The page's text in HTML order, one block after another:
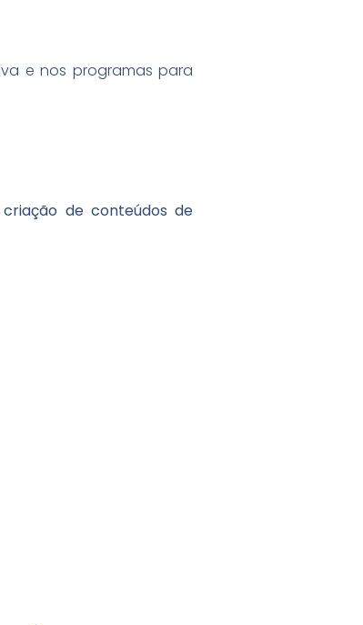
e nos programas para
de conteúdos de